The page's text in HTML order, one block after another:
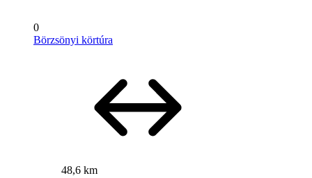
0
Börzsönyi körtúra
48,6 km